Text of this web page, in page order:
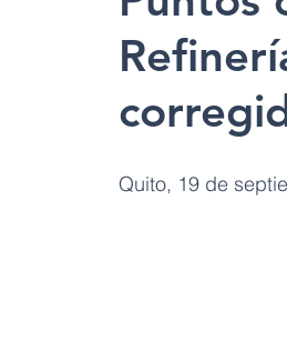
Quito, 19 de